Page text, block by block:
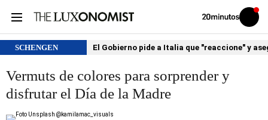
Volver
Iniciar
sesión
SCHENGEN El Gobierno pide a Italia que "reaccione" y
Vermuts de colores para sorprender y
disfrutar el Día de la Madre